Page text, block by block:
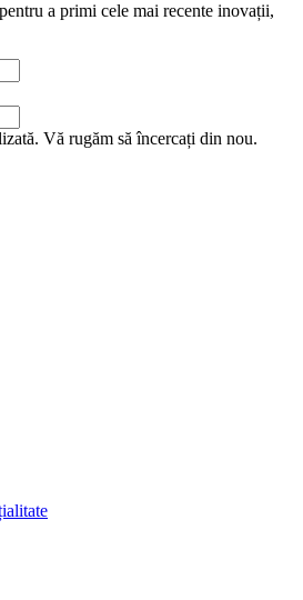
a primi cele mai recente inovații,
Vă rugăm să încercați din nou.